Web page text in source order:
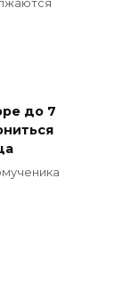
до 7